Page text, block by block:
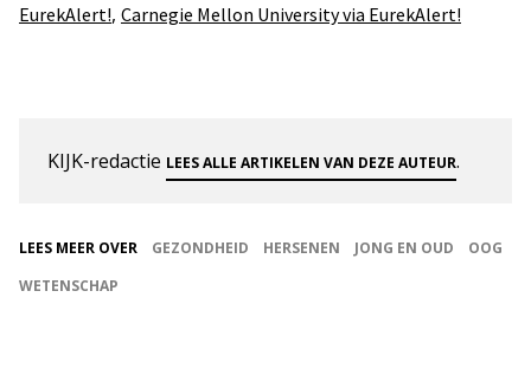
EurekAlert!, Carnegie Mellon University via EurekAlert!
KIJK-redactie LEES ALLE ARTIKELEN VAN DEZE AUTEUR.
LEES MEER OVER GEZONDHEID HERSENEN JONG EN OUD
OOG
WETENSCHAP